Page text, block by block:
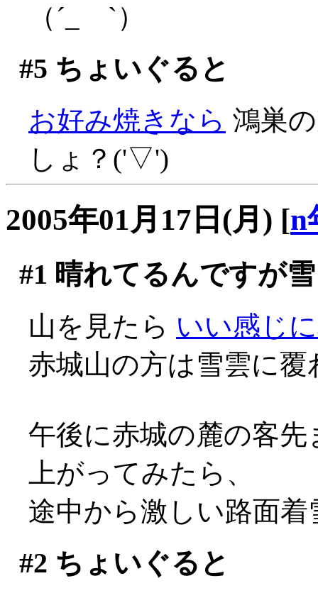
（´_ゝ`）
#5 ちょいぐると
お好み焼きなら 鴻巣
しょ？('▽')
2005年01月17日(月) [n
#1 晴れてるんですが
山を見たら いい感じ
赤城山の方は雪雲に
午後に赤城の麓の客
上がってみたら、
途中から激しい路面
#2 ちょいぐると